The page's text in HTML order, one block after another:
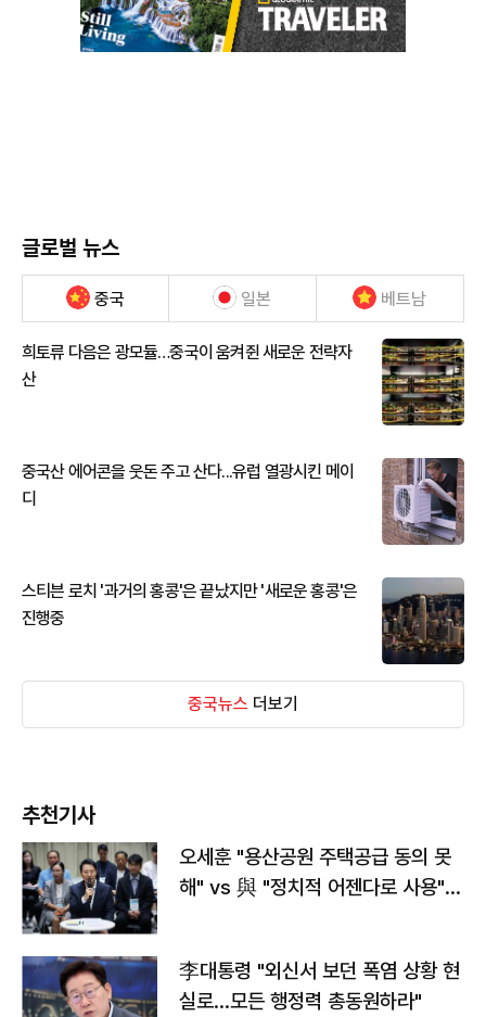
글로벌 뉴스
중국 일본 베트남
희토류 다음은 광모듈…중국이 움켜쥔 새로운 전략자
산
중국산 에어콘을 웃돈 주고 산다...유럽 열광시킨 메이
디
스티븐 로치 '과거의 홍콩'은 끝났지만 '새로운 홍콩'은
진행중
중국뉴스 더보기
추천기사
오세훈 "용산공원 주택공급 동의 못
해" vs 與 "정치적 어젠다로 사용"
李대통령 "외신서 보던 폭염 상황 현
실로…모든 행정력 총동원하라"